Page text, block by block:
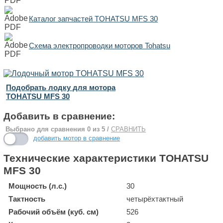
Технические характеристики TOHATSU
MFS 30
Мощность (л.с.)
30
Тактность
четырёхтактный
Рабочий объём (куб. см)
526
Каталог запчастей TOHATSU MFS 30
Схема электропроводки моторов Tohatsu
Подобрать лодку для мотора
TOHATSU MFS 30
Добавить в сравнение:
Выбрано для сравнения 0 из 5 / СРАВНИТЬ
добавить мотор в сравнение